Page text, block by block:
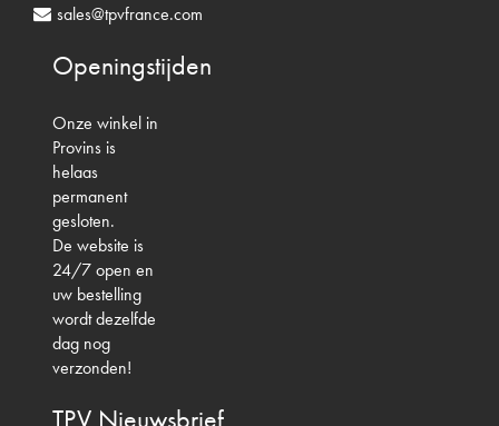
sales@tpvfrance.com
Openingstijden
Onze winkel in
Provins is
helaas
permanent
gesloten.
De website is
24/7 open en
uw bestelling
wordt dezelfde
dag nog
verzonden!
TPV Nieuwsbrief